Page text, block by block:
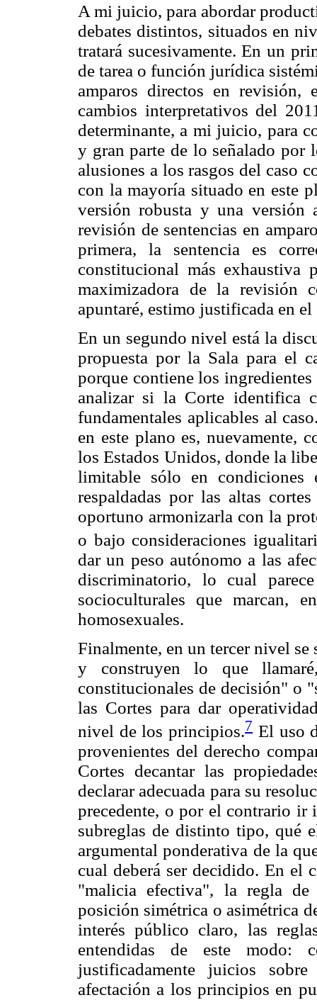
A mi juicio, para abordar
debates distintos, situados en
tratará sucesivamente. En un
de tarea o función jurídica
amparos directos en revisión,
cambios interpretativos del
determinante, a mi juicio, para
y gran parte de lo señalado por
alusiones a los rasgos del caso
con la mayoría situado en este
versión robusta y una
revisión de sentencias en
primera, la sentencia es
constitucional más exhaustiva
maximizadora de la revisión
apuntaré, estimo justificada en
En un segundo nivel está la
propuesta por la Sala para el
porque contiene los ingredientes
analizar si la Corte identifica
fundamentales aplicables al
en este plano es, nuevamente,
los Estados Unidos, donde la
limitable sólo en condiciones
respaldadas por las altas
oportuno armonizarla con la
o bajo consideraciones
dar un peso autónomo a las
discriminatorio, lo cual
socioculturales que marcan,
homosexuales.
Finalmente, en un tercer nivel se
y construyen lo que
constitucionales de decisión" o
las Cortes para dar
nivel de los principios.7El uso
provenientes del derecho
Cortes decantar las
declarar adecuada para su
precedente, o por el contrario ir
subreglas de distinto tipo, qué
argumental ponderativa de la
cual deberá ser decidido. En el
"malicia efectiva", la regla
posición simétrica o asimétrica
interés público claro, las
entendidas de este modo:
justificadamente juicios
afectación a los principios en